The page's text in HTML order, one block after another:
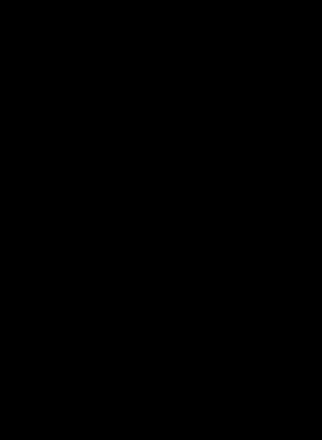
напечатанные снимки,
Быстро связались для уточнений.
отпечатки. Качество на высоте,